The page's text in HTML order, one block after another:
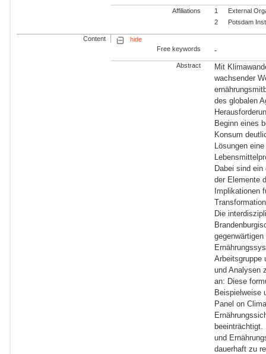
Affiliations 1
External
2
Potsdam
Content
hide
Free keywords
-
Abstract
Mit
wachsender
des globalen
Beginn eines
Konsum
Lösungen
Dabei sind
der Elemente
Implikationen
Die
Arbeitsgruppe
und Analysen
an: Diese
Beispielweise
Panel on
beeinträchtigt.
und
dauerhaft zu